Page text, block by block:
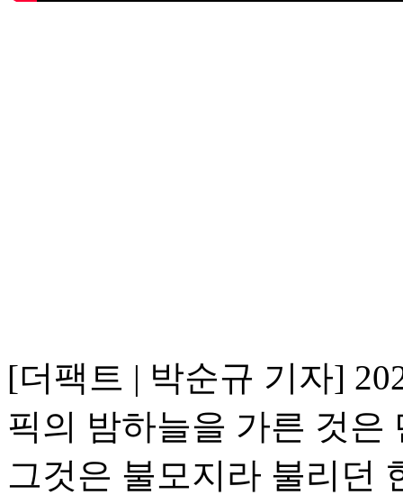
[더팩트 | 박순규 기자]
픽의 밤하늘을 가른 것은
그것은 불모지라 불리던